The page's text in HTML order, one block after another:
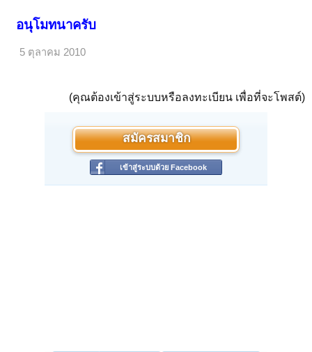
อนุโมทนาครับ
5 ตุลาคม 2010
(คุณต้องเข้าสู่ระบบหรือลงทะเบียน เพื่อที่จะโพสต์)
สมัครสมาชิก
เข้าสู่ระบบด้วย Facebook